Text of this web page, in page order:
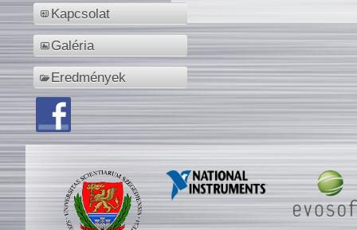
Kapcsolat
Galéria
Eredmények